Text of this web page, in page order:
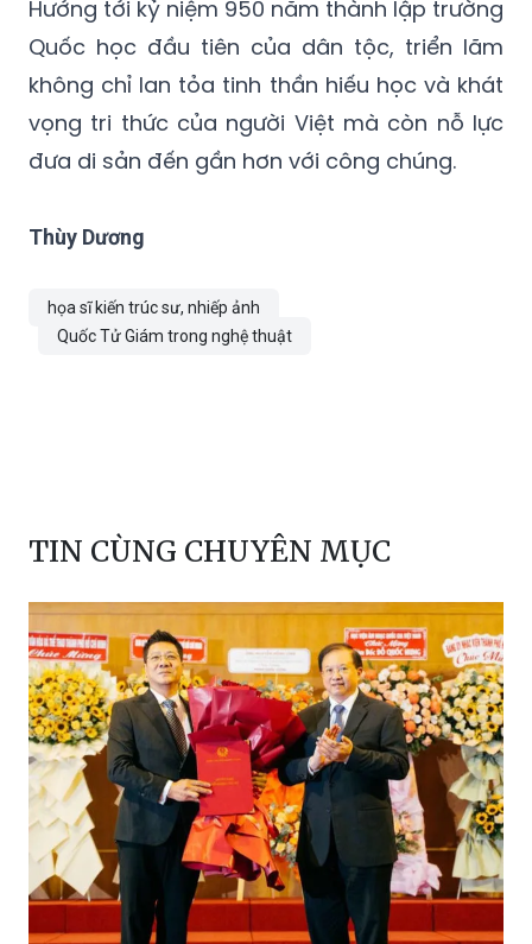
Hướng tới kỷ niệm 950 năm thành lập trường
Quốc học đầu tiên của dân tộc, triển lãm
không chỉ lan tỏa tinh thần hiếu học và khát
vọng tri thức của người Việt mà còn nỗ lực
đưa di sản đến gần hơn với công chúng.
Thùy Dương
họa sĩ kiến trúc sư, nhiếp ảnh
Quốc Tử Giám trong nghệ thuật
TIN CÙNG CHUYÊN MỤC